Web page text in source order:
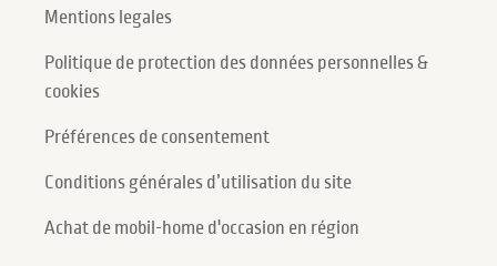
Mentions legales
Politique de protection des données personnelles &
cookies
Préférences de consentement
Conditions générales d’utilisation du site
Achat de mobil-home d'occasion en région